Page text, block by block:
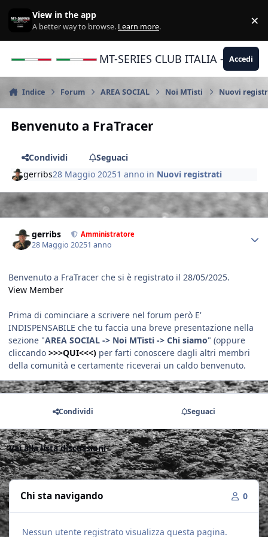
View in the app
A better way to browse. Learn more. ×
MT-SERIES CLUB ITALIA -Accedi
Indice Forum AREA SOCIAL Noi MTisti Nuovi
Benvenuto a FraTracer
Condividi
Seguaci
gerribs28 Maggio 20251 anno in Nuovi registrati
gerribs Amministratore
28 Maggio 20251 anno
Benvenuto a FraTracer che si è registrato il 28/05/2025.
View Member
Prima di cominciare a scrivere nel forum però E'
INDISPENSABILE che tu faccia una breve presentazione nella
sezione "AREA SOCIAL -> Noi MTisti -> Chi siamo" (oppure
cliccando >>>QUI<<<) per farti conoscere dagli altri membri
della comunità e certamente riceverai un caldo benvenuto.
Condividi Seguaci
Vai alla lista discussioni
Chi sta navigando 0
Nessun utente registrato visualizza questa pagina.